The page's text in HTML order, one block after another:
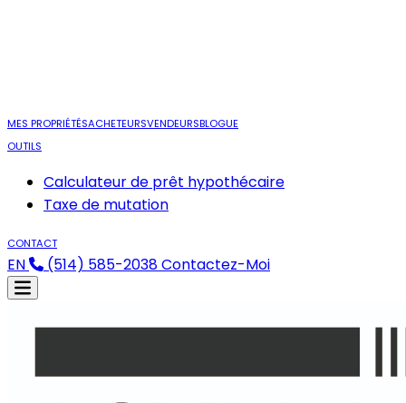
MES PROPRIÉTÉSACHETEURSVENDEURSBLOGUE
OUTILS
Calculateur de prêt hypothécaire
Taxe de mutation
CONTACT
EN (514) 585-2038Contactez-Moi